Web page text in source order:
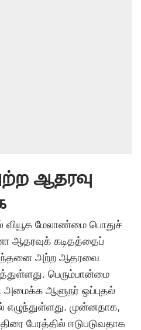
ஆதரவு
மேலாண்மை பொதுச்
ஆதரவுக் கடிதத்தைப்
அற்ற ஆதரவை
பெரும்பான்மை
அமைக்க ஆளுநர் ஒப்புதல்
எழுந்துள்ளது. முன்னதாக,
பேரத்தில் ஈடுபடுவதாக